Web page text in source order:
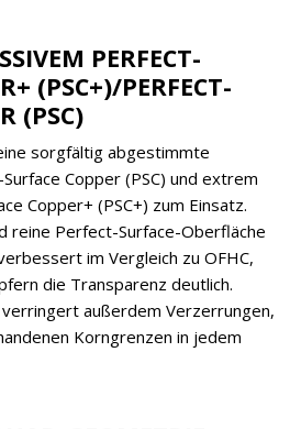
PERFECT-
(PSC+)/PERFECT-
(PSC)
sorgfältig abgestimmte
Copper (PSC) und extrem
Copper+ (PSC+) zum Einsatz.
reine Perfect-Surface-Oberfläche
im Vergleich zu OFHC,
die Transparenz deutlich.
außerdem Verzerrungen,
Korngrenzen in jedem